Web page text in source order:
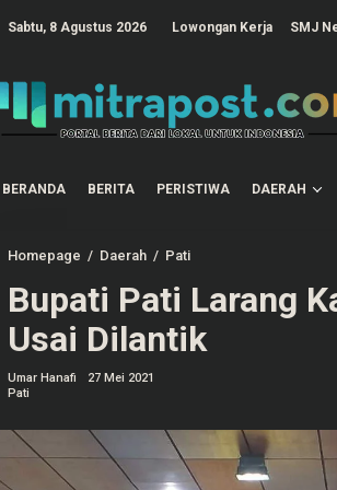
Sabtu, 8 Agustus 2026 Lowongan Kerja SMJ
BERANDA BERITA PERISTIWA DAERAH
Homepage / Daerah / Pati
p
a
P
a
n
Bupati Pati Larang
Usai Dilantik
Umar Hanafi
27 Mei 2021
Pati